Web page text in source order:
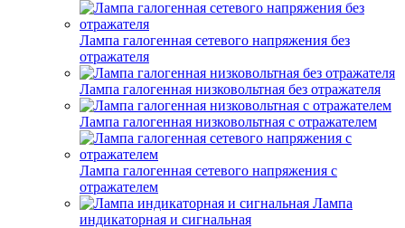
Лампа галогенная сетевого напряжения без
отражателя
Лампа галогенная низковольтная без отражателя
Лампа галогенная низковольтная с отражателем
Лампа галогенная сетевого напряжения с
отражателем
Лампа
индикаторная и сигнальная